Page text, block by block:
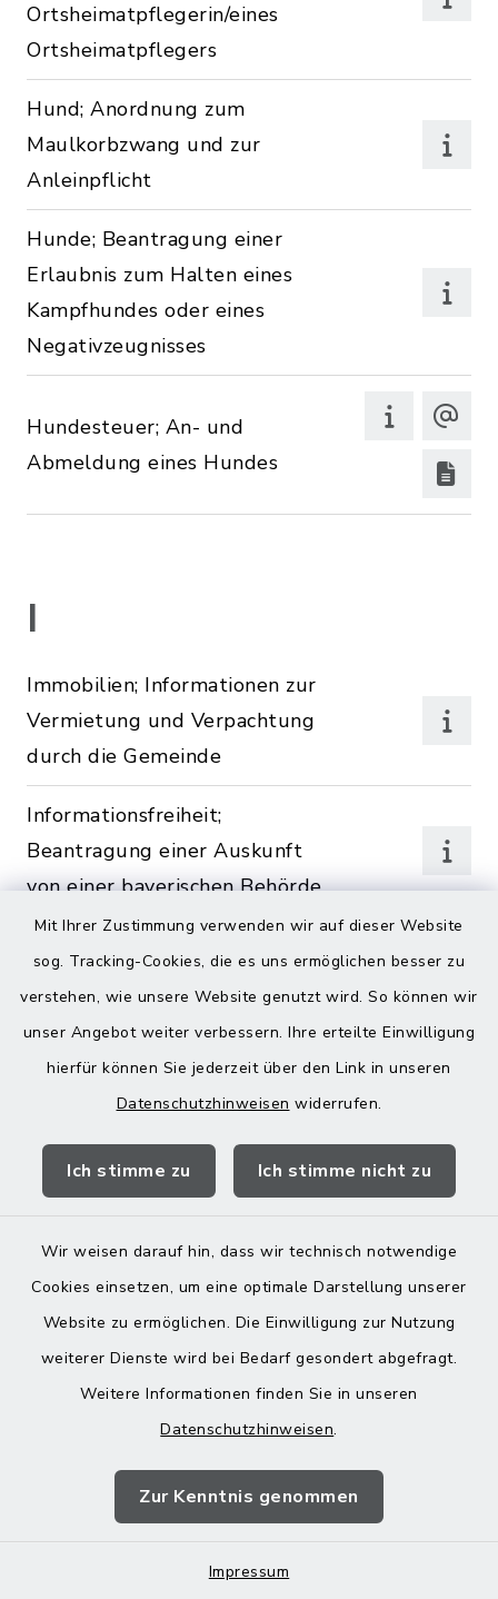
Mit Ihrer Zustimmung verwenden wir auf dieser Website
sog. Tracking-Cookies, die es uns ermöglichen besser zu
verstehen, wie unsere Website genutzt wird. So können wir
unser Angebot weiter verbessern. Ihre erteilte Einwilligung
hierfür können Sie jederzeit über den Link in unseren
Datenschutzhinweisen widerrufen.
Ich stimme zu Ich stimme nicht zu
Wir weisen darauf hin, dass wir technisch notwendige
Cookies einsetzen, um eine optimale Darstellung unserer
Website zu ermöglichen. Die Einwilligung zur Nutzung
weiterer Dienste wird bei Bedarf gesondert abgefragt.
Weitere Informationen finden Sie in unseren
Datenschutzhinweisen.
Zur Kenntnis genommen
Impressum
Ortsheimatpflegerin/eines
Ortsheimatpflegers
Hund; Anordnung zum
Maulkorbzwang und zur
Anleinpflicht
Hunde; Beantragung einer
Erlaubnis zum Halten eines
Kampfhundes oder eines
Negativzeugnisses
Hundesteuer; An- und
Abmeldung eines Hundes
I
Immobilien; Informationen zur
Vermietung und Verpachtung
durch die Gemeinde
Informationsfreiheit;
Beantragung einer Auskunft
von einer bayerischen Behörde
Innenbereichssatzung; Erlass
Internationaler
Schulaustausch; Informationen
zu Förderungen
Jugendarbeit;
Inanspruchnahme von
Angeboten
Jugendzentrum; Angebote für
Kinder und Jugendliche